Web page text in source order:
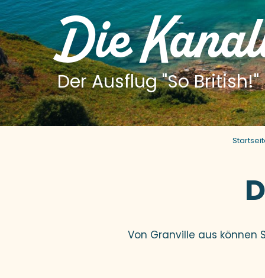
Die
Der Ausflug "So British!"
Von Granville aus können